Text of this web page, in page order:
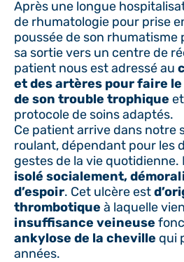
Après une longue
de rhumatologie pour prise
poussée de son rhumatisme
sa sortie vers un centre de
patient nous est adressé au
et des artères pour faire
de son trouble trophique
protocole de soins adaptés.
Ce patient arrive dans notre
roulant, dépendant pour les
gestes de la vie quotidienne.
isolé socialement,
d’espoir. Cet ulcère est
thrombotique à laquelle
insuffisance veineuse
ankylose de la cheville qui
années.